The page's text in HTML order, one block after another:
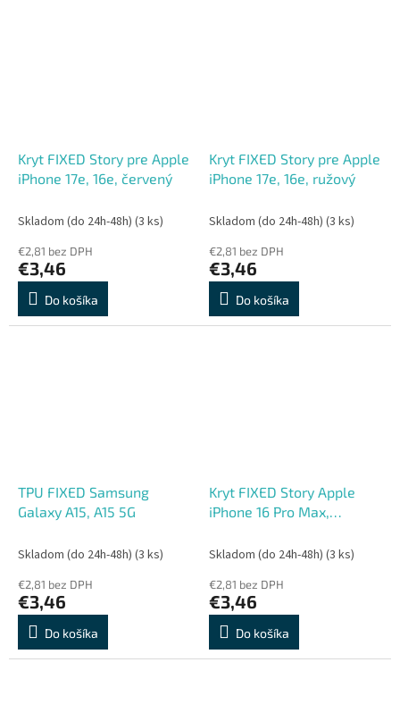
Kryt FIXED Story pre Apple
iPhone 17e, 16e, červený
Skladom (do 24h-48h) (3 ks)
€2,81 bez DPH
€3,46
Do košíka
Kryt FIXED Story pre Apple
iPhone 17e, 16e, ružový
Skladom (do 24h-48h) (3 ks)
€2,81 bez DPH
€3,46
Do košíka
TPU FIXED Samsung
Galaxy A15, A15 5G
Skladom (do 24h-48h) (3 ks)
€2,81 bez DPH
€3,46
Do košíka
Kryt FIXED Story Apple
iPhone 16 Pro Max,
Skladom (do 24h-48h) (3 ks)
€2,81 bez DPH
€3,46
Do košíka